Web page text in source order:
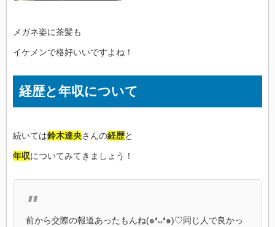
メガネ姿に茶髪も
イケメンで格好いいですよね！
経歴と年収について
続いては鈴木達央さんの経歴と
年収についてみてきましょう！
前から交際の報道あったもんね(๑❛ᴗ❛๑)♡同じ人で良かっ